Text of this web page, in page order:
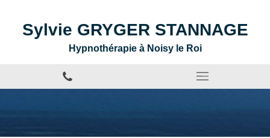
Sylvie GRYGER STANNAGE
Hypnothérapie à Noisy le Roi